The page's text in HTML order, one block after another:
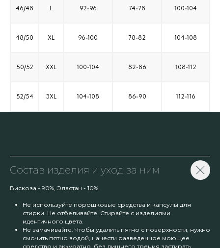
46/48 L 92-96 74-78 100-104
48/50 XL 96-100 78-82 104-108
50/52 XXL 100-104 82-86 108-112
52/54 3XL 104-108 86-90 112-116
Состав изделия и уход за ним
Вискоза - 90%, Эластан - 10%.
Не используйте порошковые средства и капсулы для
стирки. Не отбеливайте. Стирайте с изделиями
идентичного цвета.
Не замачивайте. Чтобы удалить пятно с поверхности, нужно
смочить пятно водой, нанести разведенное моющее
средство и аккуратно, без лишнего трения застирать